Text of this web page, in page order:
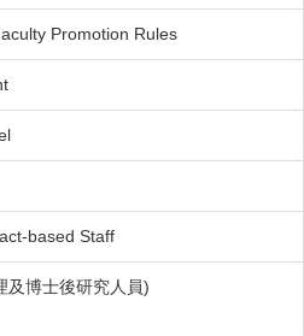
Promotion Rules
based Staff
及博士後研究人員)